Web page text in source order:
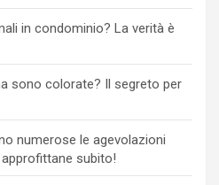
in condominio? La verità è
sono colorate? Il segreto per
numerose le agevolazioni
subito!